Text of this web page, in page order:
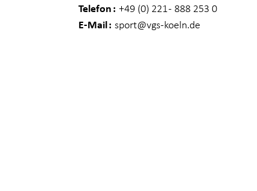
Telefon +49 (0) 221 - 888 253 0
E-Mail sport@vgs-koeln.de